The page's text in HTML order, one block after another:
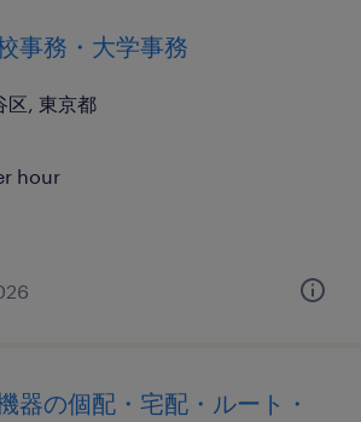
事務・大学事務
区, 東京都
hour
器の個配・宅配・ルート・